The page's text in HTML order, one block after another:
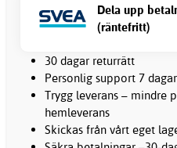
Dela upp
(räntefritt)
30 dagar returrätt
Personlig support 7
Trygg leverans – mindre
hemleverans
Skickas från vårt eget